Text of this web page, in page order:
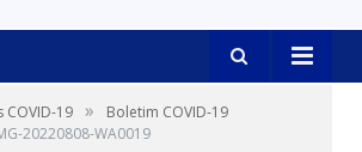
COVID-19 »
Boletim COVID-19
20220808-WA0019